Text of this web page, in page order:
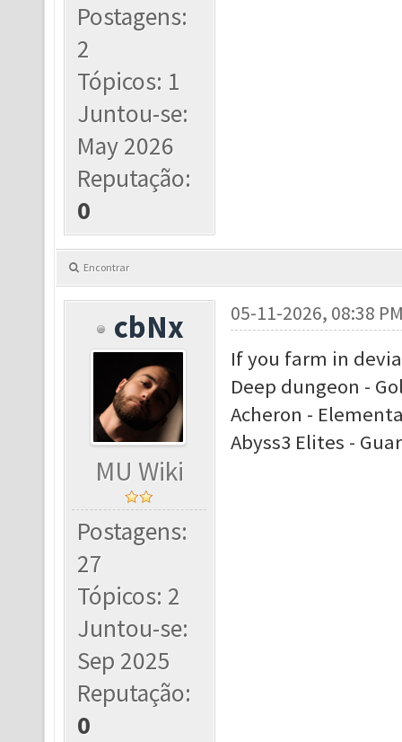
Postagens:
2
Tópicos: 1
Juntou-se:
May 2026
Reputação:
0
Encontrar
cbNx
MU Wiki
Postagens:
27
Tópicos: 2
Juntou-se:
Sep 2025
Reputação:
0
05-11-2026, 08:38
If you farm in
Deep dungeon -
Acheron -
Abyss3 Elites -